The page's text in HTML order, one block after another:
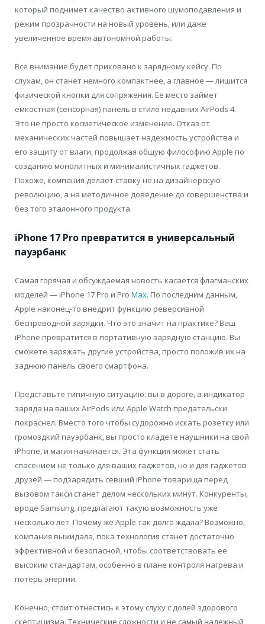
который поднимет качество активного шумоподавления и
режим прозрачности на новый уровень, или даже
увеличенное время автономной работы.
Все внимание будет приковано к зарядному кейсу. По
слухам, он станет немного компактнее, а главное — лишится
физической кнопки для сопряжения. Ее место займет
емкостная (сенсорная) панель в стиле недавних AirPods 4.
Это не просто косметическое изменение. Отказ от
механических частей повышает надежность устройства и
его защиту от влаги, продолжая общую философию Apple по
созданию монолитных и минималистичных гаджетов.
Похоже, компания делает ставку не на дизайнерскую
революцию, а на методичное доведение до совершенства и
без того эталонного продукта.
iPhone 17 Pro превратится в универсальный
пауэрбанк
Самая горячая и обсуждаемая новость касается флагманских
моделей — iPhone 17 Pro и Pro Max. По последним данным,
Apple наконец-то внедрит функцию реверсивной
беспроводной зарядки. Что это значит на практике? Ваш
iPhone превратится в портативную зарядную станцию. Вы
сможете заряжать другие устройства, просто положив их на
заднюю панель своего смартфона.
Представьте типичную ситуацию: вы в дороге, а индикатор
заряда на ваших AirPods или Apple Watch предательски
покраснел. Вместо того чтобы судорожно искать розетку или
громоздкий пауэрбанк, вы просто кладете наушники на свой
iPhone, и магия начинается. Эта функция может стать
спасением не только для ваших гаджетов, но и для гаджетов
друзей — подзарядить севший iPhone товарища перед
вызовом такси станет делом нескольких минут. Конкуренты,
вроде Samsung, предлагают такую возможность уже
несколько лет. Почему же Apple так долго ждала? Возможно,
компания выжидала, пока технология станет достаточно
эффективной и безопасной, чтобы соответствовать ее
высоким стандартам, особенно в плане контроля нагрева и
потерь энергии.
Конечно, стоит отнестись к этому слуху с долей здорового
скептицизма. Технические сложности и не самый надежный